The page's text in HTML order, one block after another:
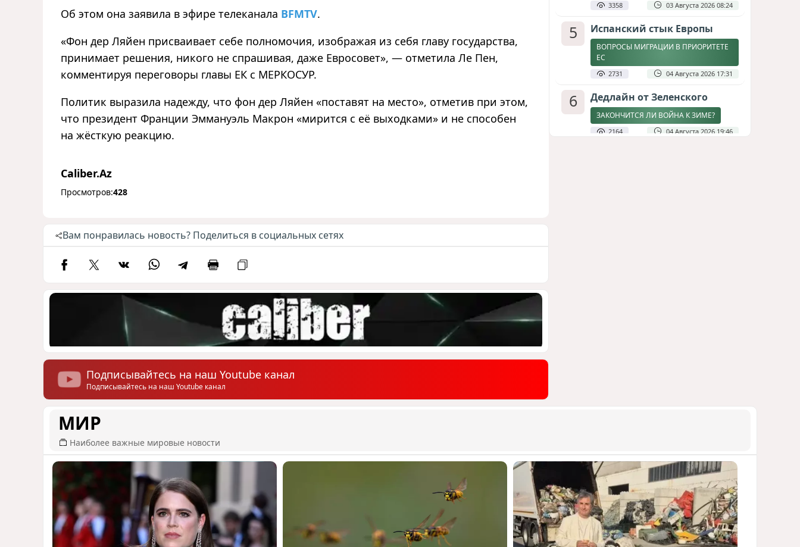
Об этом она заявила в эфире телеканала BFMTV.
«Фон дер Ляйен присваивает себе полномочия, изображая из себя главу государства,
принимает решения, никого не спрашивая, даже Евросовет», — отметила Ле Пен,
комментируя переговоры главы ЕК с МЕРКОСУР.
Политик выразила надежду, что фон дер Ляйен «поставят на место», отметив при этом,
что президент Франции Эммануэль Макрон «мирится с её выходками» и не способен
на жёсткую реакцию.
Caliber.Az
Просмотров:428
Вам понравилась новость? Поделиться в социальных сетях
Подписывайтесь на наш Youtube канал
Подписывайтесь на наш Youtube канал
3358 03 Августа 2026 08:24
5 Испанский стык Европы
ВОПРОСЫ МИГРАЦИИ В ПРИОРИТЕТЕ
ЕС
2731 04 Августа 2026 17:31
6 Дедлайн от Зеленского
ЗАКОНЧИТСЯ ЛИ ВОЙНА К ЗИМЕ?
2164 04 Августа 2026 19:46
СТАТЬЯ МАТАНАТ НАСИБОВОЙ
1531 05 Августа 2026 08:26
МИР
Наиболее важные мировые новости